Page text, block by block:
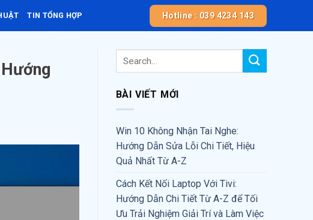
TIN TỔNG HỢP Hotline : 039 4234 143
BÀI VIẾT MỚI
Win 10 Không Nhận Tai Nghe:
Hướng Dẫn Sửa Lỗi Chi Tiết, Hiệu
Quả Nhất Từ A-Z
Cách Kết Nối Laptop Với Tivi:
Hướng Dẫn Chi Tiết Từ A-Z để Tối
Ưu Trải Nghiệm Giải Trí và Làm Việc